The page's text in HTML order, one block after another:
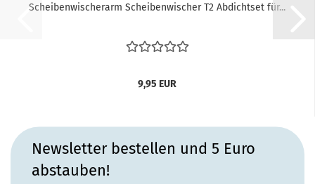
Scheibenwischerarm Scheibenwischer T2 Abdichtset für...
9,95 EUR
Newsletter bestellen und 5 Euro
abstauben!